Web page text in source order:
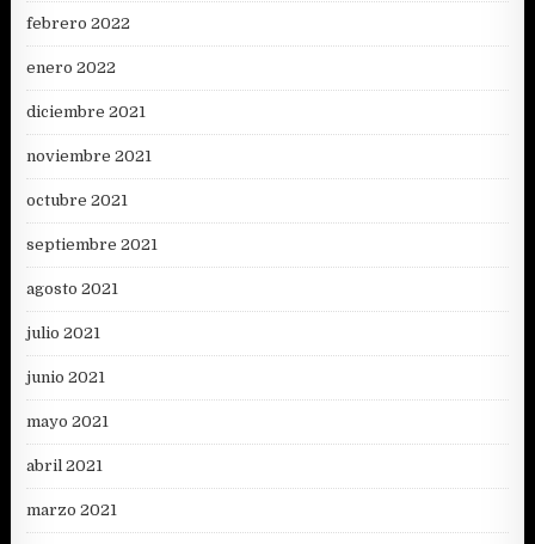
febrero 2022
enero 2022
diciembre 2021
noviembre 2021
octubre 2021
septiembre 2021
agosto 2021
julio 2021
junio 2021
mayo 2021
abril 2021
marzo 2021